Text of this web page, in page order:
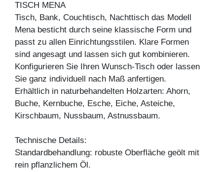
TISCH MENA
Tisch, Bank, Couchtisch, Nachttisch das Modell
Mena besticht durch seine klassische Form und
passt zu allen Einrichtungsstilen. Klare Formen
sind angesagt und lassen sich gut kombinieren.
Konfigurieren Sie Ihren Wunsch-Tisch oder lassen
Sie ganz individuell nach Maß anfertigen.
Erhältlich in naturbehandelten Holzarten: Ahorn,
Buche, Kernbuche, Esche, Eiche, Asteiche,
Kirschbaum, Nussbaum, Astnussbaum.
Technische Details:
Standardbehandlung: robuste Oberfläche geölt mit
rein pflanzlichem Öl.